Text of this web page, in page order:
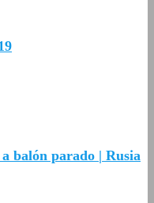
balón parado | Rusia